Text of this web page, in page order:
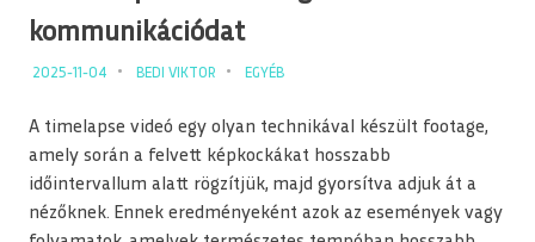
kommunikációdat
2025-11-04 BEDI VIKTOR EGYÉB
A timelapse videó egy olyan technikával készült footage,
amely során a felvett képkockákat hosszabb
időintervallum alatt rögzítjük, majd gyorsítva adjuk át a
nézőknek. Ennek eredményeként azok az események vagy